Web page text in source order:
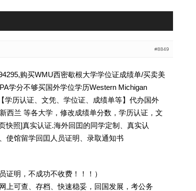
#8849
购买WMU西密歇根大学学位证成绩单/买卖美
学分不够买国外学位学历Western Michigan
学历认证、文凭、学位证、成绩单等】代办国外
西兰 等各大学，修改成绩单分数，学历认证，文
快照]真实认证.海外回囯的同学定制、真实认
使馆留学回囯人员证明、录取通知书
证明，不成功不收费！！！）
上可查、存档、快速稳妥，回国发展，考公务